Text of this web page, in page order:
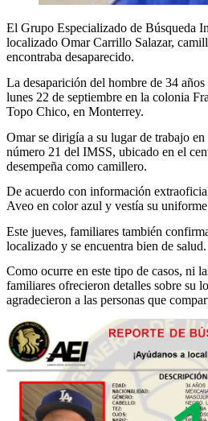
El Grupo Especializado de Búsqueda
localizado Omar Carrillo Salazar,
encontraba desaparecido.
La desaparición del hombre de 34 años
lunes 22 de septiembre en la colonia
Topo Chico, en Monterrey.
Omar se dirigía a su lugar de trabajo
número 21 del IMSS, ubicado en el
desempeña como camillero.
De acuerdo con información
Aveo en color azul y vestía su
Este jueves, familiares también
localizado y se encuentra bien de salud.
Como ocurre en este tipo de casos, ni
familiares ofrecieron detalles sobre su
agradecieron a las personas que